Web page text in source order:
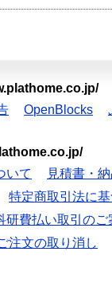
OpenBlocks
いて
見積書・
特定商取引法に
研費払い取引のご
注文の取り消し